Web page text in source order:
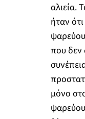
αλιεία.
ήταν
που δεν
μόνο